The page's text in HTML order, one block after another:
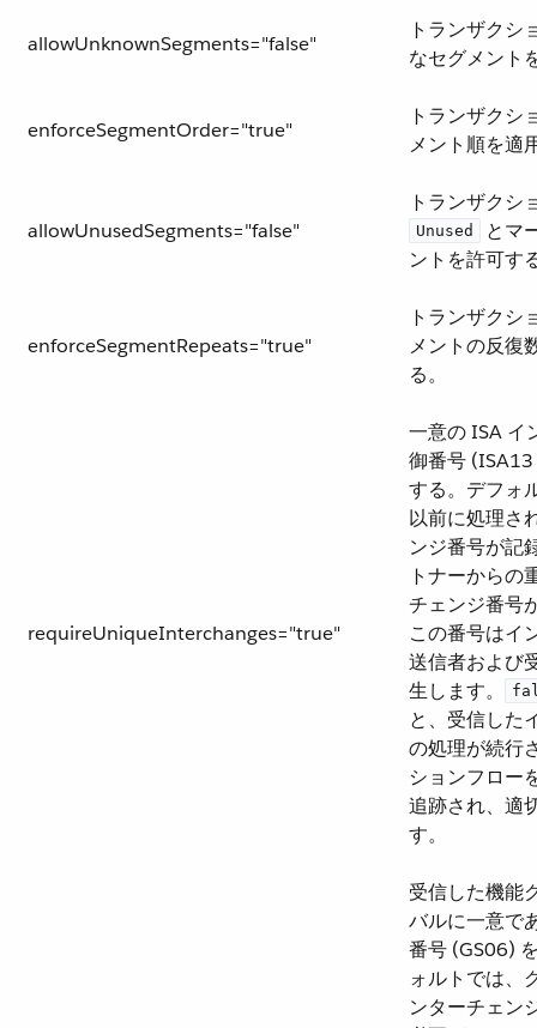
allowUnknownSegments="false"
トランザクシ
なセグメント
enforceSegmentOrder="true"
トランザクシ
メント順を適
allowUnusedSegments="false"
トランザクシ
Unused
とマ
ントを許可す
enforceSegmentRepeats="true"
トランザクシ
メントの反復
る。
requireUniqueInterchanges="true"
一意の ISA イ
御番号
する。デフォ
以前に処理さ
ンジ番号が記
トナーからの
チェンジ番号
この番号はイ
送信者および
生します。​
と、受信した
の処理が続行
ションフロー
追跡され、適
す。
受信した機能
バルに一意で
番号 (GS06)
ォルトでは、
ンターチェン